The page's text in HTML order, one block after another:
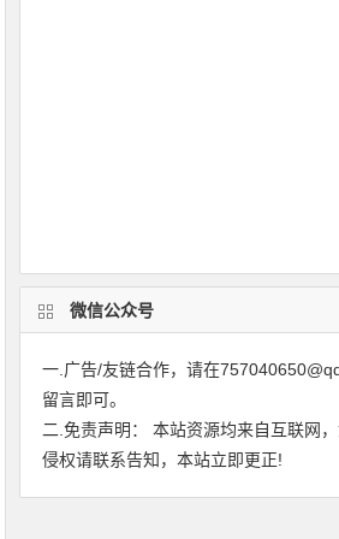
微信公众号
一.广告/友链合作，请在
留言即可。
二.免责声明： 本站资源均来自互联网
侵权请联系告知，本站立即更正!